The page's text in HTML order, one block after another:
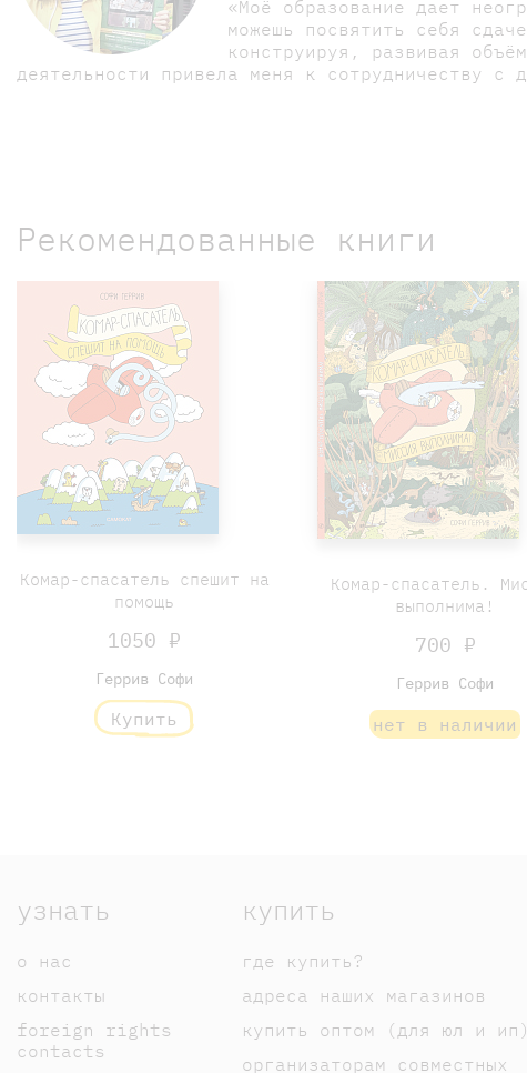
«Моё образование дает
можешь посвятить себя
конструируя, развивая
деятельности привела меня к сотрудничеству с
Рекомендованные книги
Комар-спасатель спешит на
помощь
1050 ₽
Геррив Софи
Купить
Комар-спасатель.
выполнима!
700 ₽
Геррив Софи
нет в наличии
узнать
о нас
контакты
foreign rights
contacts
купить
где купить?
адреса наших магазинов
купить оптом (для юл и ип)
организаторам совместных